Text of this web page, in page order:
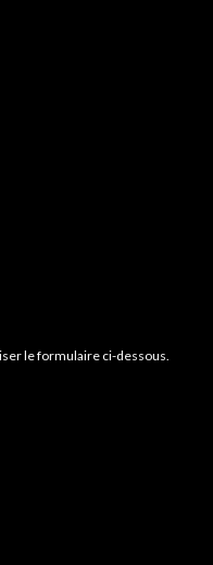
le formulaire ci-dessous.